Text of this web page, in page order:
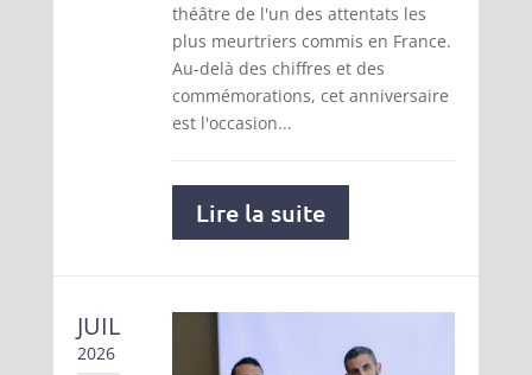
théâtre de l'un des attentats les
plus meurtriers commis en France.
Au-delà des chiffres et des
commémorations, cet anniversaire
est l'occasion...
Lire la suite
JUIL
2026